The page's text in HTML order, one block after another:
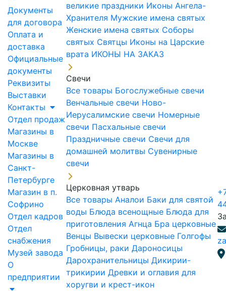
Документы
для договора
Оплата и
доставка
Официальные
документы
Реквизиты
Выставки
Контакты
Отдел продаж
Магазины в
Москве
Магазины в
Санкт-
Петербурге
Магазин в п.
Софрино
Отдел кадров
Отдел
снабжения
Музей завода
О
предприятии
великие праздники Иконы Ангела-
Хранителя Мужские имена святых
Женские имена святых Соборы
святых Святцы Иконы на Царские
врата ИКОНЫ НА ЗАКАЗ
Свечи
Все товары Богослужебные свечи
Венчальные свечи Ново-
Иерусалимские свечи Номерные
свечи Пасхальные свечи
Праздничные свечи Свечи для
домашней молитвы Сувенирные
свечи
Церковная утварь
Все товары Аналои Баки для святой
воды Блюда всенощные Блюда для
приготовления Агнца Бра церковные
Венцы Вывески церковные Голгофы
Гробницы, раки Дароносицы
Дарохранительницы Дикирии-
трикирии Древки и оглавия для
хоругви и крест-икон